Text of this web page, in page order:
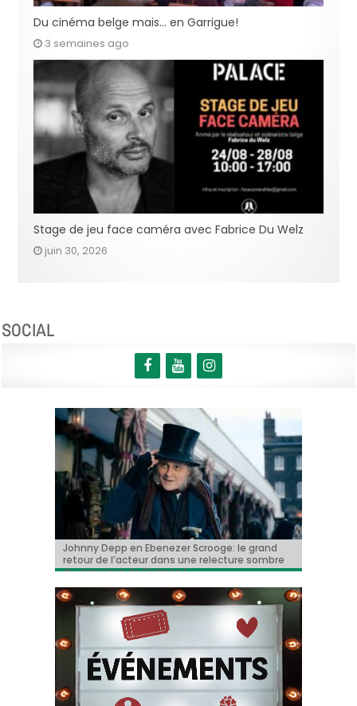
Du cinéma belge mais… en Garrigue!
3 semaines ago
Stage de jeu face caméra avec Fabrice Du Welz
juin 30, 2026
SOCIAL
Johnny Depp en Ebenezer Scrooge: le grand
retour de l’acteur dans une relecture sombre
du classique de Dickens !
BRIFF 2026: la Compétition belge!
« Coyote vs. Acme », le film maudit de
Hollywood a enfin une date de sortie !
Capsule #147: « Notre Salut » d’Emmanuel
Marre
« Toy Story 5 » franchit le cap du milliard de
dollars et devient le plus grand succès de
l’année !